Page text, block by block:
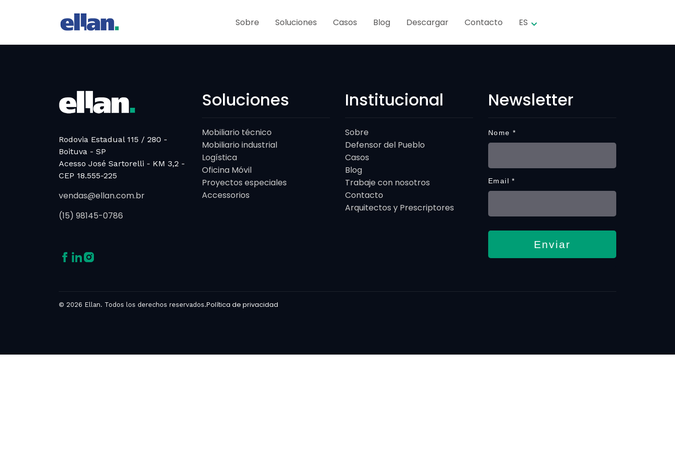
Sobre Soluciones Casos Blog Descargar Contacto ES
Rodovia Estadual 115 / 280 -
Boituva - SP
Acesso José Sartorelli - KM 3,2 -
CEP 18.555-225
vendas@ellan.com.br
(15) 98145-0786
Soluciones
Mobiliario técnico
Mobiliario industrial
Logística
Oficina Móvil
Proyectos especiales
Accessorios
Institucional
Sobre
Defensor del Pueblo
Casos
Blog
Trabaje con nosotros
Contacto
Arquitectos y Prescriptores
Newsletter
© 2026 Ellan. Todos los derechos reservados.Política de privacidad